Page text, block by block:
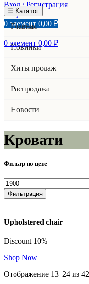
Вход / Регистрация
Избранное
0 элемент 0,00 ₽
0 элемент 0,00 ₽
☰ Каталог
Главная
Новинки
Хиты продаж
Распродажа
Новости
Кровати
Фильтр по цене
Минимальная
цена
Фильтрация
Upholstered chair
Discount 10%
Shop Now
Отображение 13–24 из 42